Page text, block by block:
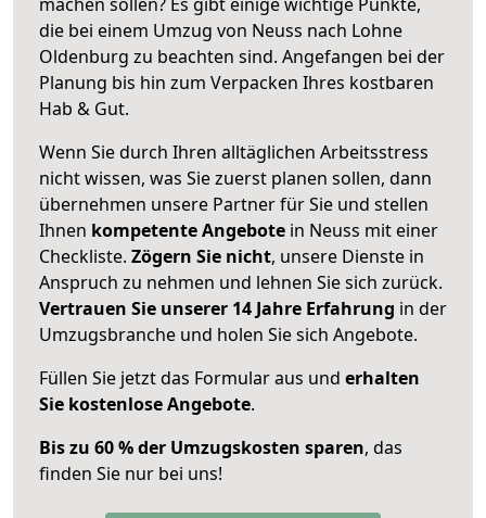
die bei einem Umzug von Neuss nach Lohne
Oldenburg zu beachten sind. Angefangen bei der
Planung bis hin zum Verpacken Ihres kostbaren
Hab & Gut.
Wenn Sie durch Ihren alltäglichen Arbeitsstress
nicht wissen, was Sie zuerst planen sollen, dann
übernehmen unsere Partner für Sie und stellen
Ihnen kompetente Angebote in Neuss mit einer
Checkliste. Zögern Sie nicht, unsere Dienste in
Anspruch zu nehmen und lehnen Sie sich zurück.
Vertrauen Sie unserer 14 Jahre Erfahrung in der
Umzugsbranche und holen Sie sich Angebote.
Füllen Sie jetzt das Formular aus und erhalten
Sie kostenlose Angebote.
Bis zu 60 % der Umzugskosten sparen, das
finden Sie nur bei uns!